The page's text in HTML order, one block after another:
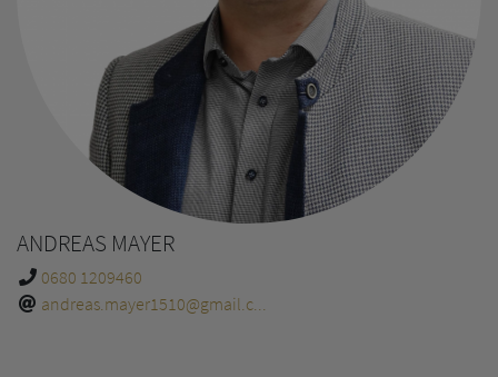
ANDREAS MAYER
0680 1209460
andreas.mayer1510@gmail.c...